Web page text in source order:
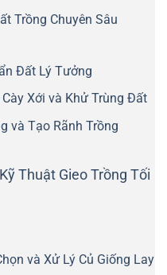
Trồng Chuyên Sâu
Đất Lý Tưởng
Xới và Khử Trùng Đất
và Tạo Rãnh Trồng
Thuật Gieo Trồng Tối
và Xử Lý Củ Giống Lay